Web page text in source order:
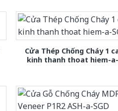
Cửa Thép Chống Cháy 1
kinh thanh thoat hiem-a-